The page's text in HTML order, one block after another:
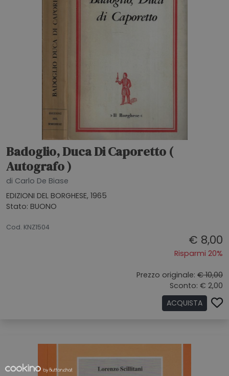
Badoglio, Duca Di Caporetto (
Autografo )
di Carlo De Biase
EDIZIONI DEL BORGHESE, 1965
Stato: BUONO
Cod. KNZ1504
€ 8,00
Risparmi 20%
Prezzo originale: € 10,00
Sconto: € 2,00
ACQUISTA